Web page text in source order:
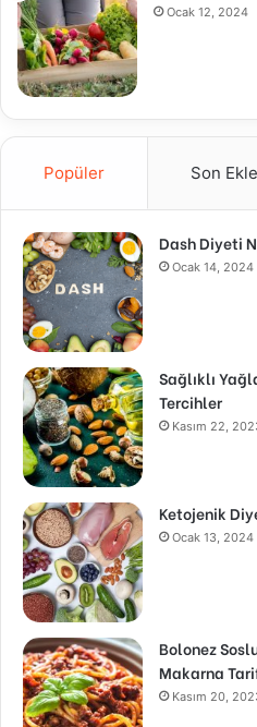
Ocak 12, 2024
Popüler Son
Dash Diyeti
Ocak 14, 2024
Sağlıklı
Tercihler
Kasım 22,
Ketojenik
Ocak 13, 2024
Bolonez
Makarna
Kasım 20,